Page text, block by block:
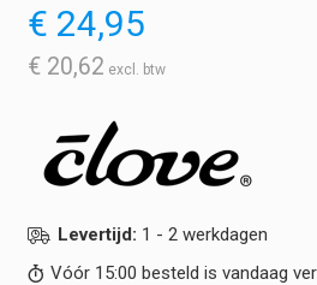
€ 24,95
€ 20,62
Levertijd: 1 - 2 werkdagen
Vóór 15:00 besteld is vandaag